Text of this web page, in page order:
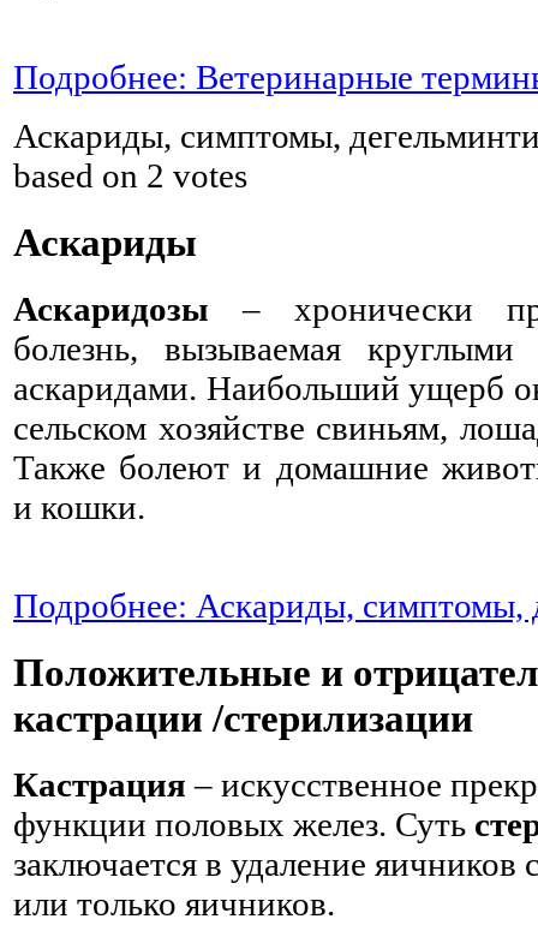
Подробнее: Ветеринарные
Аскариды, симптомы,
based on 2 votes
Аскариды
Аскаридозы– хронически
болезнь, вызываемая
аскаридами. Наибольший ущерб
сельском хозяйстве свиньям,
Также болеют и домашние
и кошки.
Подробнее: Аскариды, симптомы,
Положительные и
кастрации /стерилизации
Кастрация– искусственное
функции половых желез. Суть
заключается в удаление яичников
или только яичников.